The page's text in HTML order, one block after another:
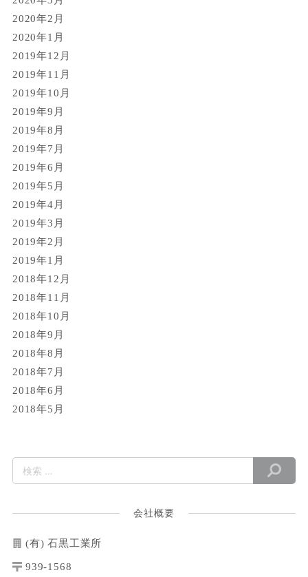
2020年2月
2020年1月
2019年12月
2019年11月
2019年10月
2019年9月
2019年8月
2019年7月
2019年6月
2019年5月
2019年4月
2019年3月
2019年2月
2019年1月
2018年12月
2018年11月
2018年10月
2018年9月
2018年8月
2018年7月
2018年6月
2018年5月
会社概要
(有) 石黒工業所
939-1568